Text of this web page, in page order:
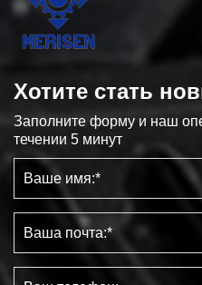
Хотите стать
Заполните форму и наш
течении 5 минут